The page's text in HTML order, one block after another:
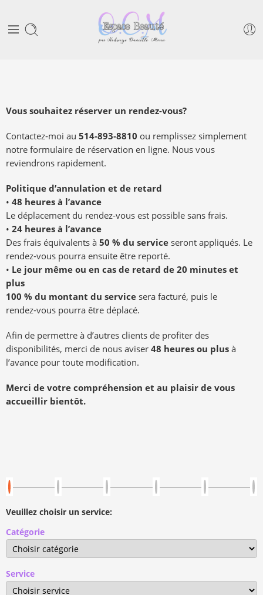
Vous souhaitez réserver un rendez-vous?
Contactez‑moi au 514‑893‑8810 ou remplissez simplement
notre formulaire de réservation en ligne. Nous vous
reviendrons rapidement.
Politique d’annulation et de retard
• 48 heures à l’avance
Le déplacement du rendez‑vous est possible sans frais.
• 24 heures à l’avance
Des frais équivalents à 50 % du service seront appliqués. Le
rendez‑vous pourra ensuite être reporté.
• Le jour même ou en cas de retard de 20 minutes et
plus
100 % du montant du service sera facturé, puis le
rendez‑vous pourra être déplacé.
Afin de permettre à d’autres clients de profiter des
disponibilités, merci de nous aviser 48 heures ou plus à
l’avance pour toute modification.
Merci de votre compréhension et au plaisir de vous
accueillir bientôt.
Veuillez choisir un service:
Catégorie
Service